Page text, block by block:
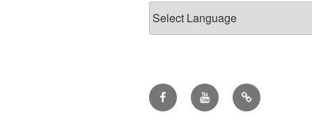
FacebookyoutubeCOMPACT
K